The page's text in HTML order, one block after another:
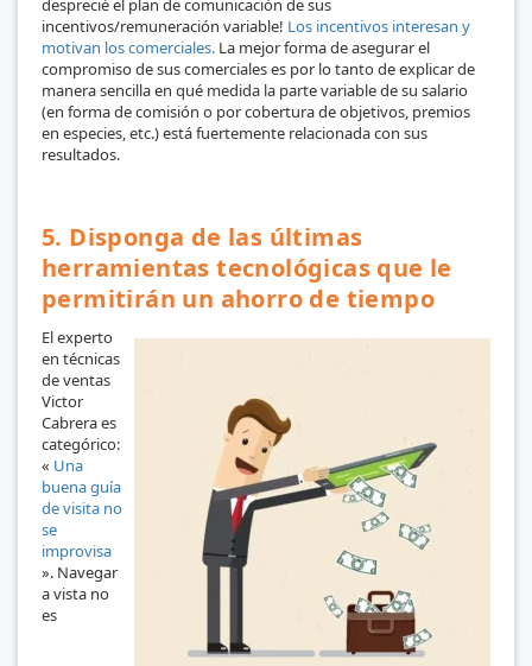
desprecié el plan de comunicación de sus
incentivos/remuneración variable! Los incentivos interesan y
motivan los comerciales. La mejor forma de asegurar el
compromiso de sus comerciales es por lo tanto de explicar de
manera sencilla en qué medida la parte variable de su salario
(en forma de comisión o por cobertura de objetivos, premios
en especies, etc.) está fuertemente relacionada con sus
resultados.
5. Disponga de las últimas
herramientas tecnológicas que le
permitirán un ahorro de tiempo
El experto
en técnicas
de ventas
Victor
Cabrera es
categórico:
« Una
buena guía
de visita no
se
improvisa
». Navegar
a vista no
es